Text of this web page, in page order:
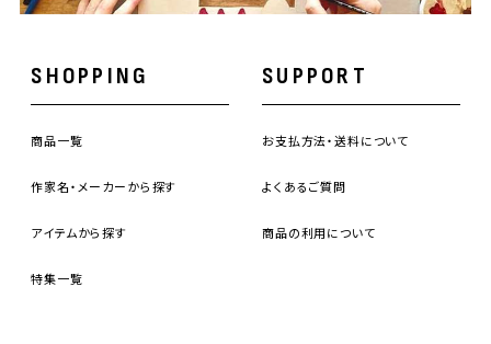
SHOPPING
商品一覧
作家名・メーカーから探す
アイテムから探す
特集一覧
SUPPORT
お支払方法・送料について
よくあるご質問
商品の利用について